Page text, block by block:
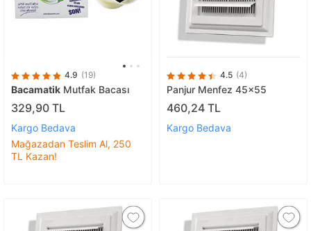
4.9 (19)
Bacamatik Mutfak Bacası
329,90 TL
Kargo Bedava
Mağazadan Teslim Al, 250
TL Kazan!
4.5 (4)
Panjur Menfez 45x55
460,24 TL
Kargo Bedava